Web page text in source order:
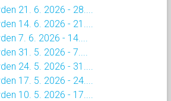
21. 6. 2026 - 28....
14. 6. 2026 - 21....
7. 6. 2026 - 14....
31. 5. 2026 - 7....
24. 5. 2026 - 31....
17. 5. 2026 - 24....
10. 5. 2026 - 17....